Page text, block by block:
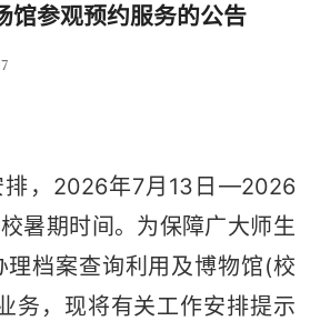
馆参观预约服务的公告
排，2026年7月13日—2026
暑期时间。为保障广大师生
理档案查询利用及博物馆(校
务，现将有关工作安排提示